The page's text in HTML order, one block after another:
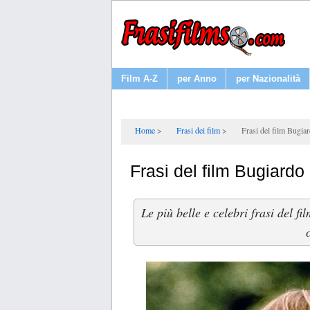
Film A-Z per Anno per Nazionalità
Home Frasi dei film Frasi del film
Frasi del film Bugiardo
Le più belle e celebri frasi del